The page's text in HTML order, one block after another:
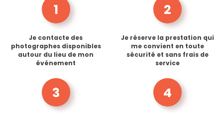
1
Je contacte des
photographes disponibles
autour du lieu de mon
événement
2
Je réserve la prestation qui
me convient en toute
sécurité et sans frais de
service
3 4